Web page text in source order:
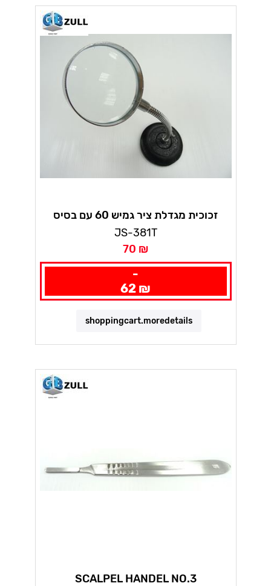
זכוכית מגדלת ציר גמיש 60 עם בסיס
JS-381T
70 ₪
-
62 ₪
shoppingcart.moredetails
SCALPEL HANDEL NO.3